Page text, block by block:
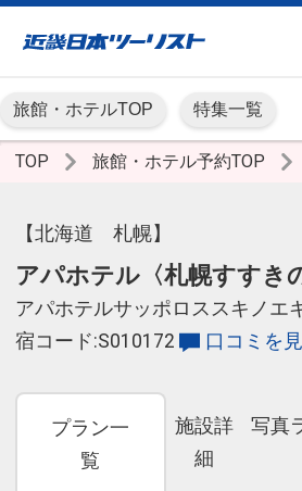
旅館・ホテルTOP 特集一覧
TOP 旅館・ホテル予約TOP
【北海道 札幌】
アパホテル〈札幌すすき
アパホテルサッポロススキノエ
宿コード:S010172
口コミを
プラン一
覧
施設詳
細
写真